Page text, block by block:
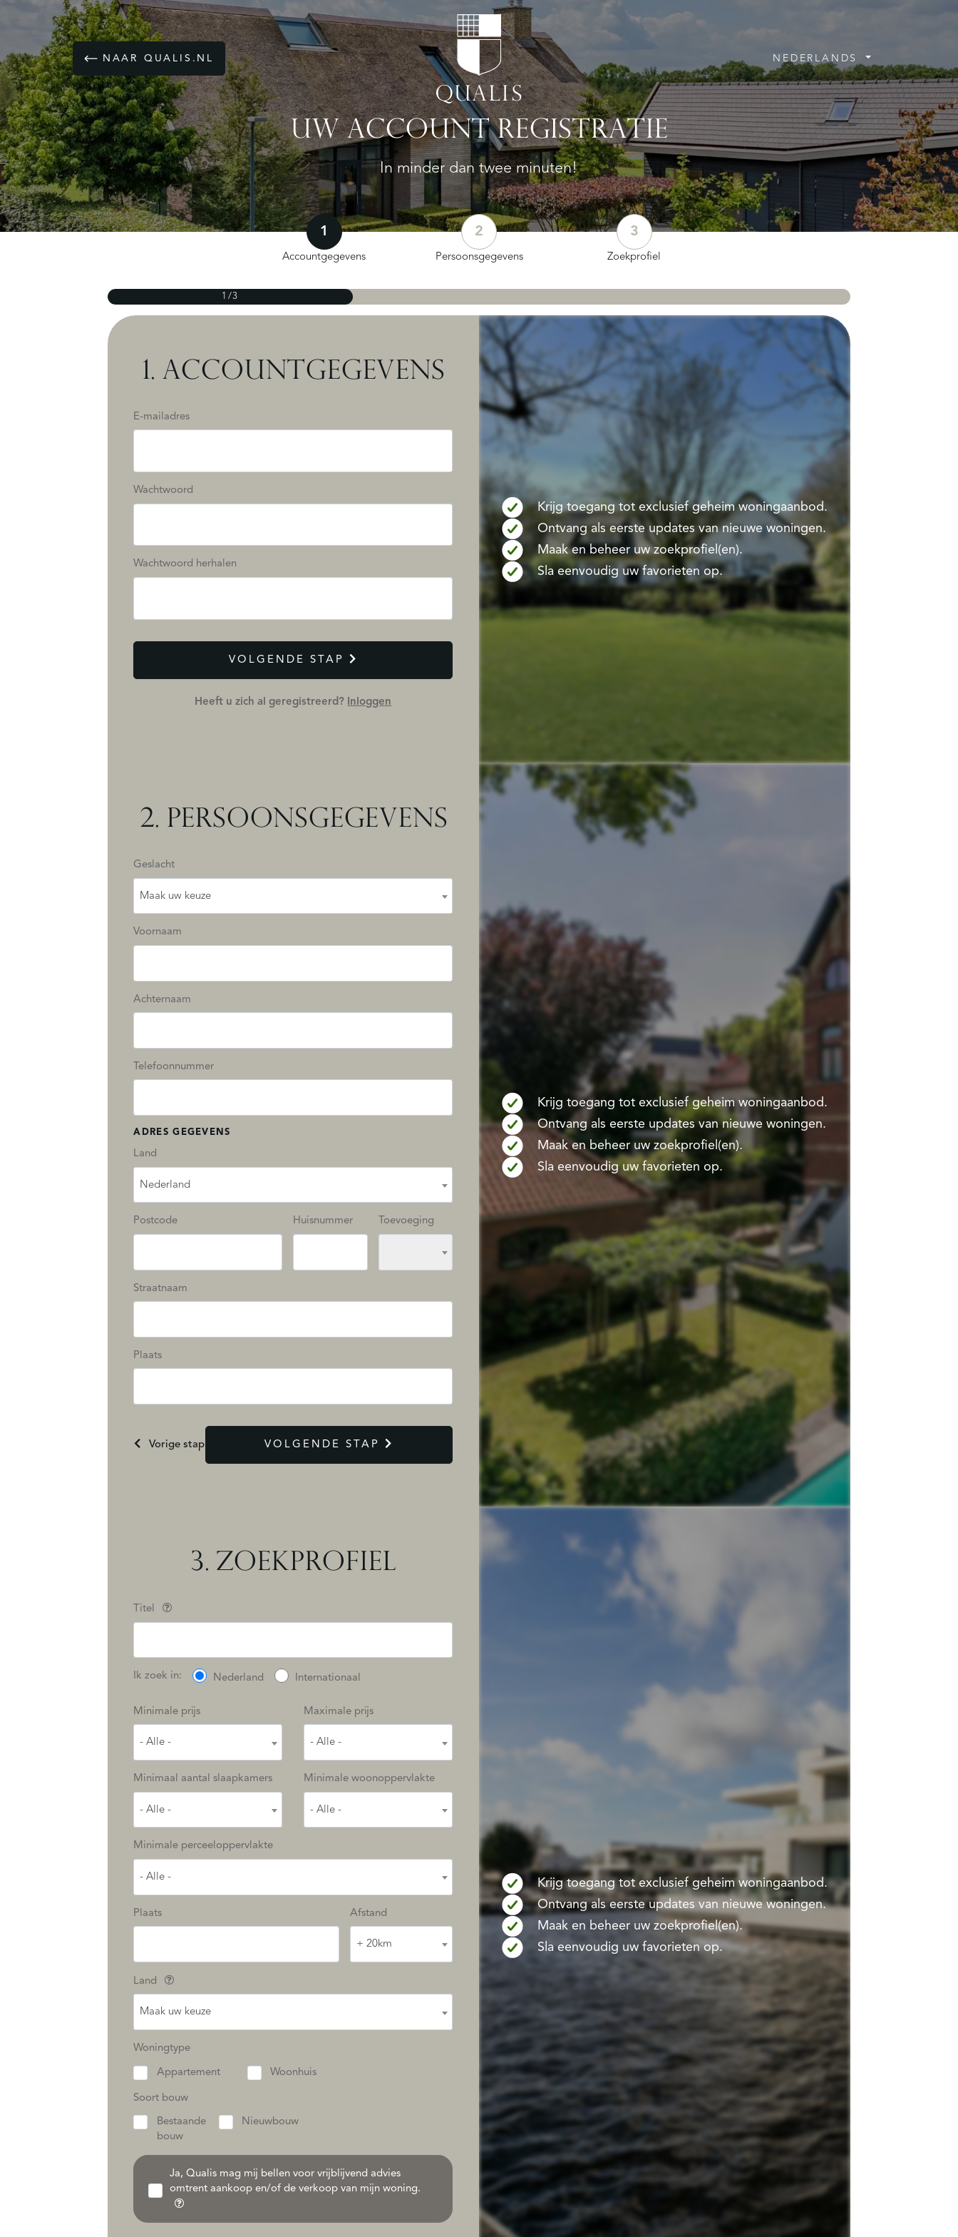
NAAR QUALIS.NL NEDERLANDS
UW ACCOUNT REGISTRATIE
In minder dan twee minuten!
1
Accountgegevens
2
Persoonsgegevens
3
Zoekprofiel
1. ACCOUNTGEGEVENS
E-mailadres
Wachtwoord
Wachtwoord herhalen
VOLGENDE STAP
Heeft u zich al geregistreerd? Inloggen
Krijg toegang tot exclusief geheim woningaanbod.
Ontvang als eerste updates van nieuwe woningen.
Maak en beheer uw zoekprofiel(en).
Sla eenvoudig uw favorieten op.
2. PERSOONSGEGEVENS
Geslacht
Maak uw keuze
Voornaam
Achternaam
Telefoonnummer
ADRES GEGEVENS
Land
Nederland
Postcode Huisnummer Toevoeging
Straatnaam
Plaats
VOLGENDE STAP
Vorige stap
Krijg toegang tot exclusief geheim woningaanbod.
Ontvang als eerste updates van nieuwe woningen.
Maak en beheer uw zoekprofiel(en).
Sla eenvoudig uw favorieten op.
3. ZOEKPROFIEL
Titel
Ik zoek in: Nederland Internationaal
Minimale prijs
- Alle -
Maximale prijs
- Alle -
Minimaal aantal slaapkamers
- Alle -
Minimale woonoppervlakte
- Alle -
Minimale perceeloppervlakte
- Alle -
Plaats Afstand
+ 20km
Land
Maak uw keuze
Woningtype
Appartement Woonhuis
Soort bouw
Bestaande
bouw
Nieuwbouw
Ja, Qualis mag mij bellen voor vrijblijvend advies
omtrent aankoop en/of de verkoop van mijn woning.
Krijg toegang tot exclusief geheim woningaanbod.
Ontvang als eerste updates van nieuwe woningen.
Maak en beheer uw zoekprofiel(en).
Sla eenvoudig uw favorieten op.